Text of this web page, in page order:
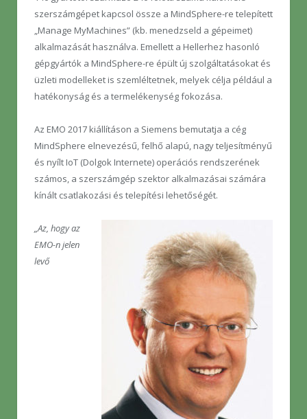
szerszámgépet kapcsol össze a MindSphere-re telepített
„Manage MyMachines” (kb. menedzseld a gépeimet)
alkalmazását használva. Emellett a Hellerhez hasonló
gépgyártók a MindSphere-re épült új szolgáltatásokat és
üzleti modelleket is szemléltetnek, melyek célja például a
hatékonyság és a termelékenység fokozása.
Az EMO 2017 kiállításon a Siemens bemutatja a cég
MindSphere elnevezésű, felhő alapú, nagy teljesítményű
és nyílt IoT (Dolgok Internete) operációs rendszerének
számos, a szerszámgép szektor alkalmazásai számára
kínált csatlakozási és telepítési lehetőségét.
„Az, hogy az
EMO-n jelen
levő